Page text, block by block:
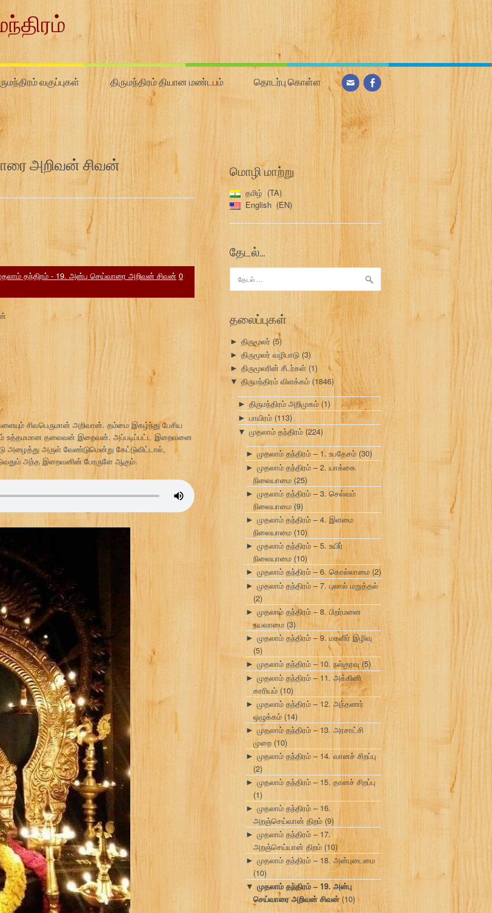
வகுப்புகள் திருமந்திரம் தியான மண்டபம் தொடர்பு கொள்ள
அறிவன் சிவன்
தந்திரம் - 19. அன்பு செய்வாரை அறிவன் சிவன் 0
சிவபெருமான் அறிவான். தம்மை இகழ்ந்து பேசிய
உத்தமமான தலைவன் இறைவன். அப்படிப்பட்ட இறைவனை
அழைத்து அருள் வேண்டுமென்று கேட்டுவிட்டால்,
அந்த இறைவனின் பேரருளே ஆகும்.
மொழி மாற்று
தமிழ்
TA
English
EN
தேடல்…
தேடு:
தலைப்புகள்
► திருமூலர் (5)
► திருமூலர் வழிபாடு (3)
► திருமூலரின் சீடர்கள் (1)
▼ திருமந்திரம் விளக்கம் (1846)
► திருமந்திரம் அறிமுகம் (1)
► பாயிரம் (113)
▼ முதலாம் தந்திரம் (224)
► முதலாம் தந்திரம் – 1. உபதேசம் (30)
► முதலாம் தந்திரம் – 2. யாக்கை
நிலையாமை (25)
► முதலாம் தந்திரம் – 3. செல்வம்
நிலையாமை (9)
► முதலாம் தந்திரம் – 4. இளமை
நிலையாமை (10)
► முதலாம் தந்திரம் – 5. உயிர்
நிலையாமை(10)
► முதலாம் தந்திரம் – 6. கொல்லாமை (2)
► முதலாம் தந்திரம் – 7. புலால் மறுத்தல்
(2)
► முதலாம் தந்திரம் – 8. பிறர்மனை
நயவாமை (3)
► முதலாம் தந்திரம் – 9. மகளிர் இழிவு
(5)
► முதலாம் தந்திரம் – 10. நல்குரவு (5)
► முதலாம் தந்திரம் – 11. அக்கினி
காரியம் (10)
► முதலாம் தந்திரம் – 12. அந்தணர்
ஒழுக்கம் (14)
► முதலாம் தந்திரம் – 13. அரசாட்சி
முறை (10)
► முதலாம் தந்திரம் – 14. வானச் சிறப்பு
(2)
► முதலாம் தந்திரம் – 15. தானச் சிறப்பு
(1)
► முதலாம் தந்திரம் – 16.
அறஞ்செய்வான் திறம் (9)
► முதலாம் தந்திரம் – 17.
அறஞ்செய்யான் திறம் (10)
► முதலாம் தந்திரம் – 18. அன்புடைமை
(10)
▼ முதலாம் தந்திரம் – 19. அன்பு
செய்வாரை அறிவன் சிவன்(10)